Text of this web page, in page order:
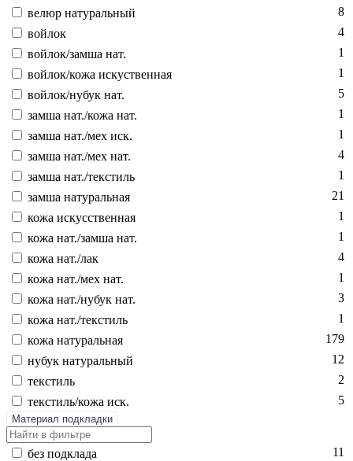
ве­люр на­тураль­ный
8
вой­лок
4
вой­лок/зам­ша нат.
1
вой­лок/ко­жа ис­куст­вен­ная
1
вой­лок/ну­бук нат.
5
зам­ша нат./ко­жа нат.
1
зам­ша нат./мех иск.
1
зам­ша нат./мех нат.
4
зам­ша нат./текс­тиль
1
зам­ша на­тураль­ная
21
ко­жа ис­кусс­твен­ная
1
ко­жа нат./зам­ша нат.
1
ко­жа нат./лак
4
ко­жа нат./мех нат.
1
ко­жа нат./ну­бук нат.
3
ко­жа нат./текс­тиль
1
ко­жа на­тураль­ная
179
ну­бук на­тураль­ный
12
текс­тиль
2
текс­тиль/ко­жа иск.
5
Материал подкладки
без подк­ла­да
11